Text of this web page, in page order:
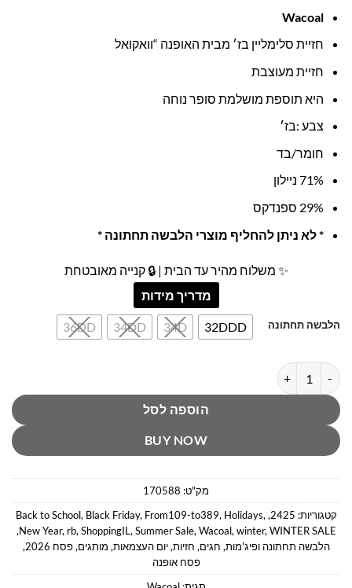
320.00₪.
Wacoal
חזיית סלימליין בז׳ מבית האופנה “וואקואל
חזיית מעוצבת
היא תוספת מושלמת סופר נוחה
צבע :בז׳
חומר/בד
71% ניילון
29% ספנדקס
* לא ניתן להחליף מוצרי הלבשה תחתונה *
✨ משלוח מהיר עד הבית | 🔒 קנייה מאובטחת
מדריך מידות
הלבשה תחתונה 32DDD
34D
34DD
36DD
כמות של חזיית סלימליין בז׳ וואקואל
הוספה לסל
BUY NOW
מק"ט: 170588
קטגוריות: 2425
,
Back to School, Black Friday, From109-to389, Holidays,
New Year, rb,ShoppingIL,Summer Sale,Wacoal,winter,WINTER SALE
,
הלבשה תחתונה ופיג'מות, חגים, חזיות,יום העצמאות, מותגים,פסח 2026
,
פסח אופנה